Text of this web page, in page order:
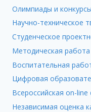
Олимпиады и
Научно-техническое
Студенческое
Методическая работа
Воспитательная
Цифровая
Всероссийская on-
Независимая оценка